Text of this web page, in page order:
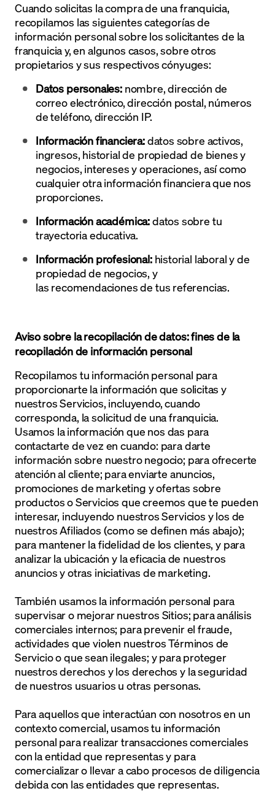
Cuando solicitas la compra de una franquicia,
recopilamos las siguientes categorías de
información personal sobre los solicitantes de la
franquicia y, en algunos casos, sobre otros
propietarios y sus respectivos cónyuges:
Datos personales:nombre, dirección de
correo electrónico, dirección postal, números
de teléfono, dirección IP.
Información financiera:datos sobre activos,
ingresos, historial de propiedad de bienes y
negocios, intereses y operaciones, así como
cualquier otra información financiera que nos
proporciones.
Información académica:datos sobre tu
trayectoria educativa.
Información profesional:historial laboral y de
propiedad de negocios, y
las recomendaciones de tus referencias.
Aviso sobre la recopilación de datos: fines de la
recopilación de información personal
Recopilamos tu información personal para
proporcionarte la información que solicitas y
nuestros Servicios, incluyendo, cuando
corresponda, la solicitud de una franquicia.
Usamos la información que nos das para
contactarte de vez en cuando: para darte
información sobre nuestro negocio; para ofrecerte
atención al cliente; para enviarte anuncios,
promociones de marketing y ofertas sobre
productos o Servicios que creemos que te pueden
interesar, incluyendo nuestros Servicios y los de
nuestros Afiliados (como se definen más abajo);
para mantener la fidelidad de los clientes, y para
analizar la ubicación y la eficacia de nuestros
anuncios y otras iniciativas de marketing.
También usamos la información personal para
supervisar o mejorar nuestros Sitios; para análisis
comerciales internos; para prevenir el fraude,
actividades que violen nuestros Términos de
Servicio o que sean ilegales; y para proteger
nuestros derechos y los derechos y la seguridad
de nuestros usuarios u otras personas.
Para aquellos que interactúan con nosotros en un
contexto comercial, usamos tu información
personal para realizar transacciones comerciales
con la entidad que representas y para
comercializar o llevar a cabo procesos de diligencia
debida con las entidades que representas.